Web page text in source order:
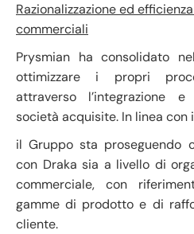
Razionalizzazione ed
commerciali
Prysmian ha consolidato
ottimizzare i propri
attraverso l’integrazione
società acquisite. In linea
il Gruppo sta proseguendo
con Draka sia a livello di
commerciale, con
gamme di prodotto e di
cliente.